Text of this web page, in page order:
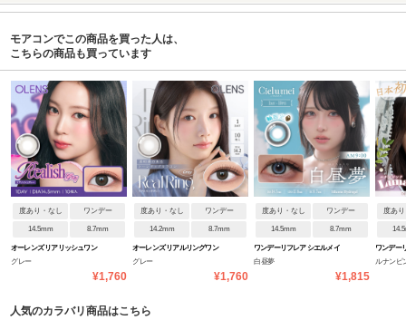
モアコンでこの商品を買った人は、
こちらの商品も買っています
度あり・なし ワンデー
14.5mm 8.7mm
オーレンズ リアリッシュワン
グレー
¥1,760
度あり・なし ワンデー
14.2mm 8.7mm
オーレンズ リアルリングワン
グレー
¥1,760
度あり・なし ワンデー
14.5mm 8.7mm
ワンデーリフレア シエルメイ
白昼夢
¥1,815
度あ
ワンデー
ルナンピ
人気のカラバリ商品はこちら